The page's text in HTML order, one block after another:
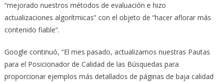
“mejorado nuestros métodos de evaluación e hizo
actualizaciones algorítmicas” con el objeto de “hacer aflorar más
contenido fiable”.
Google continuó, “El mes pasado, actualizamos nuestras Pautas
para el Posicionador de Calidad de las Búsquedas para
proporcionar ejemplos más detallados de páginas de baja calidad